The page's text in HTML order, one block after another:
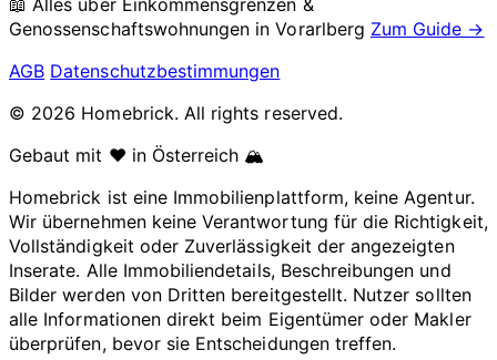
📖 Alles über Einkommensgrenzen &
Genossenschaftswohnungen inVorarlberg Zum Guide →
AGB Datenschutzbestimmungen
© 2026 Homebrick. All rights reserved.
Gebaut mit ❤️ in Österreich 🏔️
Homebrick ist eine Immobilienplattform, keine Agentur.
Wir übernehmen keine Verantwortung für die Richtigkeit,
Vollständigkeit oder Zuverlässigkeit der angezeigten
Inserate. Alle Immobiliendetails, Beschreibungen und
Bilder werden von Dritten bereitgestellt. Nutzer sollten
alle Informationen direkt beim Eigentümer oder Makler
überprüfen, bevor sie Entscheidungen treffen.